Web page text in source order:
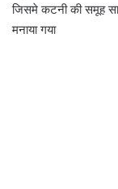
जिसमे कटनी की समूह
मनाया गया